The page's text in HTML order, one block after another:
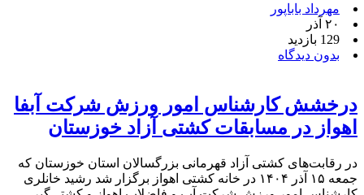
مهرداد باباپور
۲۰ آذر
129 بازدید
بدون دیدگاه
درخشش کارشناس امور ورزش شرکت آبفا
اهواز در مسابقات کشتی آزاد خوزستان
در رقابت‌های کشتی آزاد قهرمانی بزرگسالان استان خوزستان که
جمعه ۱۵ آذر ۱۴۰۴ در خانه کشتی اهواز برگزار شد رشید خانلری